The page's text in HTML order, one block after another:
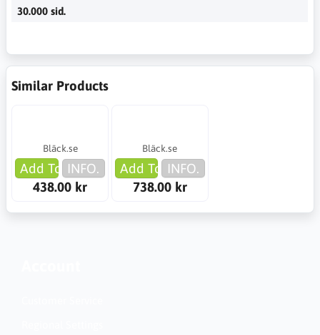
30.000 sid.
Similar Products
Bläck.se
Add To Cart
INFO.
438.00 kr
Bläck.se
Add To Cart
INFO.
738.00 kr